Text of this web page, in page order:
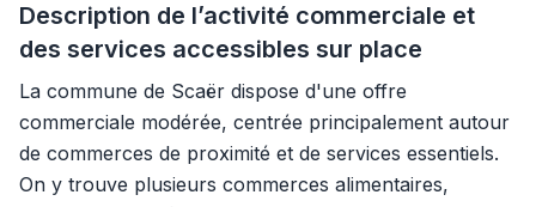
Description de l’activité commerciale et
des services accessibles sur place
La commune de Scaër dispose d'une offre
commerciale modérée, centrée principalement autour
de commerces de proximité et de services essentiels.
On y trouve plusieurs commerces alimentaires,